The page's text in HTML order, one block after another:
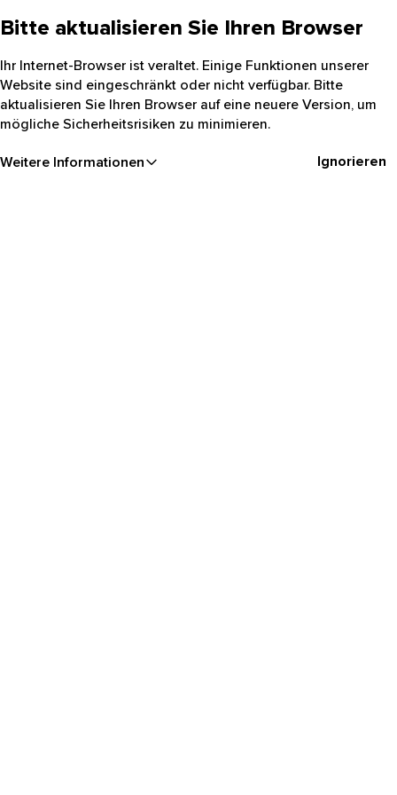
Bitte aktualisieren Sie Ihren Browser
Ihr Internet-Browser ist veraltet. Einige Funktionen unserer
Website sind eingeschränkt oder nicht verfügbar. Bitte
aktualisieren Sie Ihren Browser auf eine neuere Version, um
mögliche Sicherheitsrisiken zu minimieren.
Weitere Informationen Ignorieren